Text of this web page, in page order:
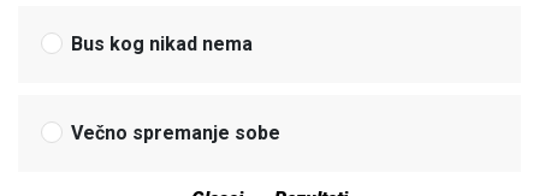
Bus kog nikad nema
Večno spremanje sobe